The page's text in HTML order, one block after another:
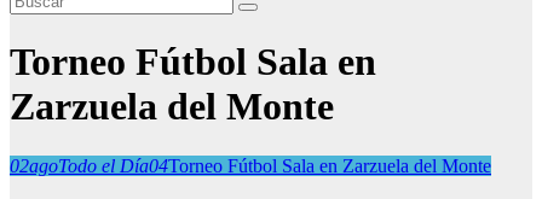
Torneo Fútbol Sala en
Zarzuela del Monte
02agoTodo el Día04Torneo Fútbol Sala en Zarzuela del Monte